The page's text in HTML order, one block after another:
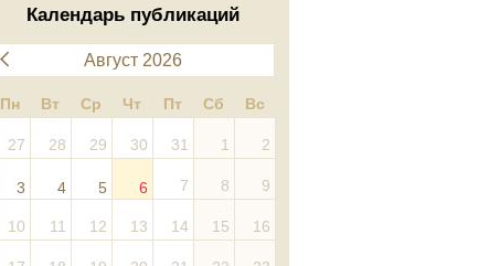
Календарь публикаций
Август 2026
Пн Вт Ср Чт Пт Сб Вс
27 28 29 30 31 1 2
3 4 5 6 7 8 9
10 11 12 13 14 15 16